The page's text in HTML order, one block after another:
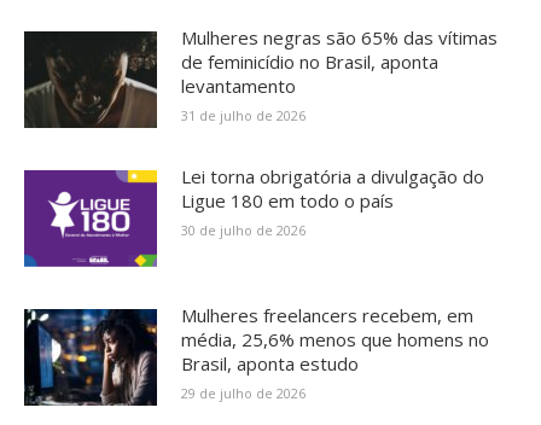
Mulheres negras são 65% das vítimas
de feminicídio no Brasil, aponta
levantamento
31 de julho de 2026
Lei torna obrigatória a divulgação do
Ligue 180 em todo o país
30 de julho de 2026
Mulheres freelancers recebem, em
média, 25,6% menos que homens no
Brasil, aponta estudo
29 de julho de 2026